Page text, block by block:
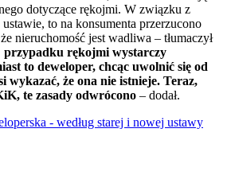
dotyczące rękojmi. W związku z
to na konsumenta przerzucono
nieruchomość jest wadliwa – tłumaczył
rękojmi wystarczy
to deweloper, chcąc uwolnić się od
wykazać, że ona nie istnieje. Teraz,
te zasady odwrócono – dodał.
- według starej i nowej ustawy